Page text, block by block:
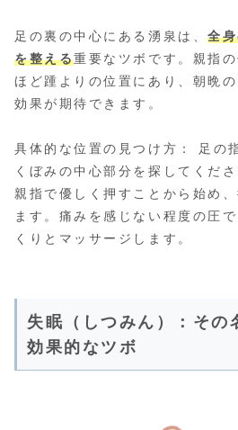
足の裏の中心にある湧泉は、全
を整える重要なツボです。親指
ほど踵よりの位置にあり、朝晩
効果が期待できます。
具体的な位置の見つけ方： 足の
くぼみの中心部分を探してくだ
親指で優しく押すことから始め
ます。痛みを感じない程度の圧
くりとマッサージします。
失眠（しつみん）：その
効果的なツボ